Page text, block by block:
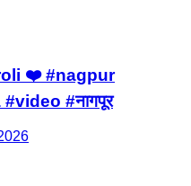
❤️ #nagpur
#नागपूर